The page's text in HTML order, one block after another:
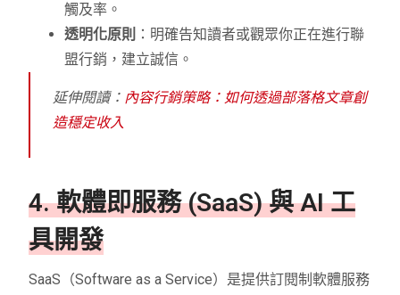
觸及率。
透明化原則 ：明確告知讀者或觀眾你正在進行聯
盟行銷，建立誠信。
延伸閱讀： 內容行銷策略：如何透過部落格文章創
造穩定收入
4. 軟體即服務 (SaaS) 與 AI 工
具開發
SaaS（Software as a Service）是提供訂閱制軟體服務